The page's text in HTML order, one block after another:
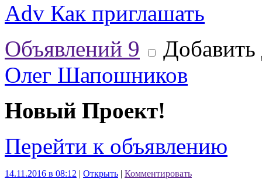
Adv Как приглашать
Объявлений 9
Добавить
Олег Шапошников
Новый Проект!
Перейти к объявлению
14.11.2016 в 08:12 | Открыть | Комментировать